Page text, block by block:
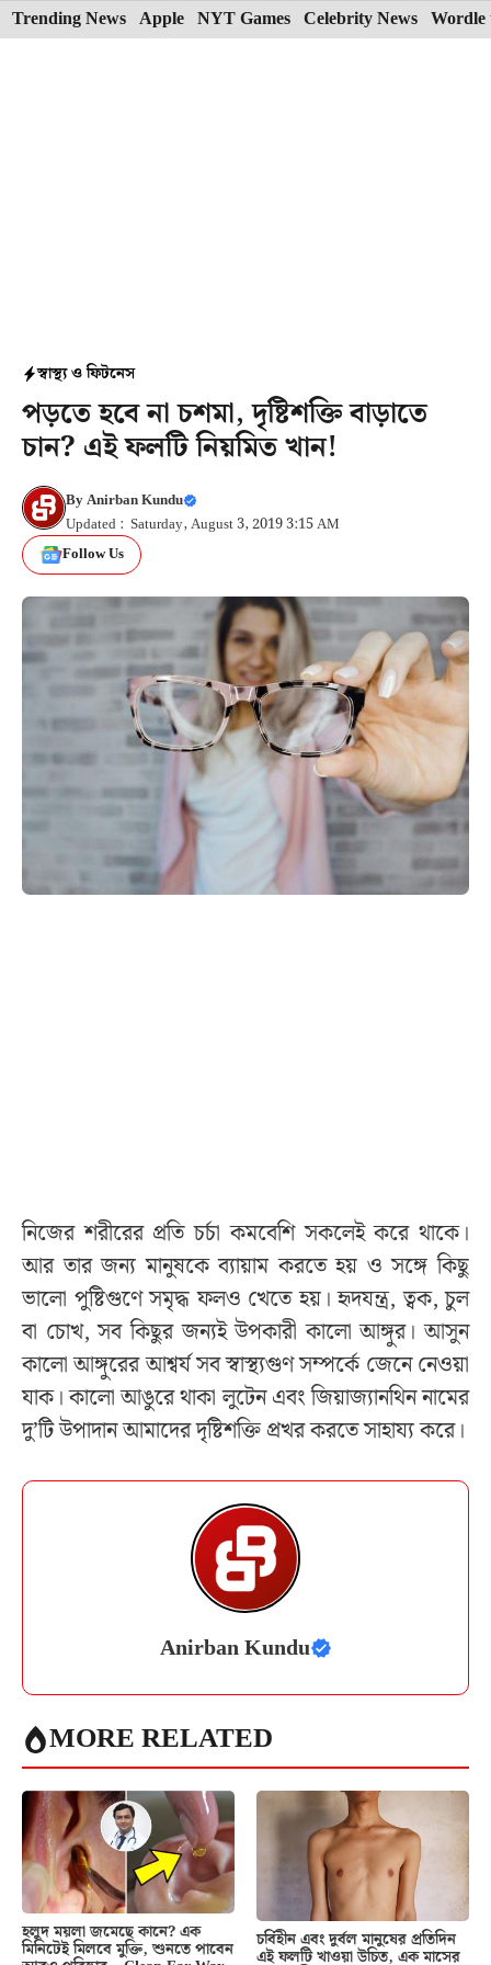
Skip
to
Trending News Apple NYT Games Celebrity News Wordle
স্বাস্থ্য ও ফিটনেস
পড়তে হবে না চশমা, দৃষ্টিশক্তি বাড়াতে
চান? এই ফলটি নিয়মিত খান!
ByAnirban Kundu
Updated : Saturday, August 3, 2019 3:15 AM
Follow Us
নিজের শরীরের প্রতি চর্চা কমবেশি সকলেই করে থাকে।
আর তার জন্য মানুষকে ব্যায়াম করতে হয় ও সঙ্গে কিছু
ভালো পুষ্টিগুণে সমৃদ্ধ ফলও খেতে হয়। হৃদযন্ত্র, ত্বক, চুল
বা চোখ, সব কিছুর জন্যই উপকারী কালো আঙ্গুর। আসুন
কালো আঙ্গুরের আশ্বর্য সব স্বাস্থ্যগুণ সম্পর্কে জেনে নেওয়া
যাক। কালো আঙুরে থাকা লুটেন এবং জিয়াজ্যানথিন নামের
দু’টি উপাদান আমাদের দৃষ্টিশক্তি প্রখর করতে সাহায্য করে।
Anirban Kundu
MORE RELATED
হলুদ ময়লা জমেছে কানে? এক
মিনিটেই মিলবে মুক্তি, শুনতে পাবেন চর্বিহীন এবং দুর্বল মানুষের প্রতিদিন
এই ফলটি খাওয়া উচিত, এক মাসের